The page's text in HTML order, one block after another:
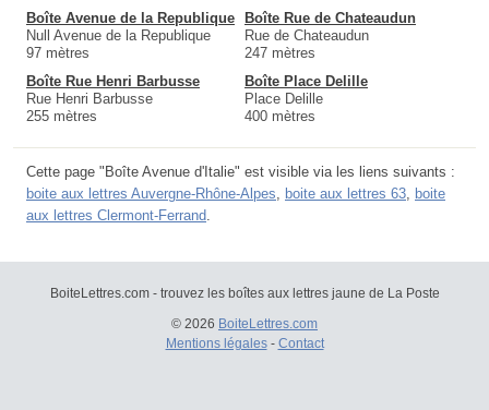
Boîte Avenue de la Republique
Null Avenue de la Republique
97 mètres
Boîte Rue de Chateaudun
Rue de Chateaudun
247 mètres
Boîte Rue Henri Barbusse
Rue Henri Barbusse
255 mètres
Boîte Place Delille
Place Delille
400 mètres
Cette page "Boîte Avenue d'Italie" est visible via les liens suivants :
boite aux lettres Auvergne-Rhône-Alpes, boite aux lettres 63, boite
aux lettres Clermont-Ferrand.
BoiteLettres.com - trouvez les boîtes aux lettres jaune de La Poste
© 2026 BoiteLettres.com
Mentions légales- Contact